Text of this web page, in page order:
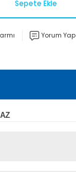
Sepete Ekle
Yorum Yap